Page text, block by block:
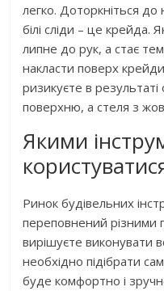
легко. Доторкніться
білі сліди – це крейда.
липне до рук, а стає
накласти поверх
ризикуєте в
поверхню, а стеля з
Якими
Ринок будівельних
переповнений різними
вирішуєте виконувати
необхідно підібрати
буде комфортно і